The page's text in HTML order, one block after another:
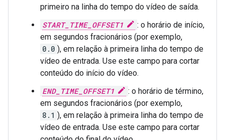
primeiro na linha do tempo do vídeo de saída.
START_TIME_OFFSET1
: o horário de início,
em segundos fracionários (por exemplo,
0.0 ), em relação à primeira linha do tempo de
vídeo de entrada. Use este campo para cortar
conteúdo do início do vídeo.
END_TIME_OFFSET1
: o horário de término,
em segundos fracionários (por exemplo,
8.1 ), em relação à primeira linha do tempo de
vídeo de entrada. Use este campo para cortar